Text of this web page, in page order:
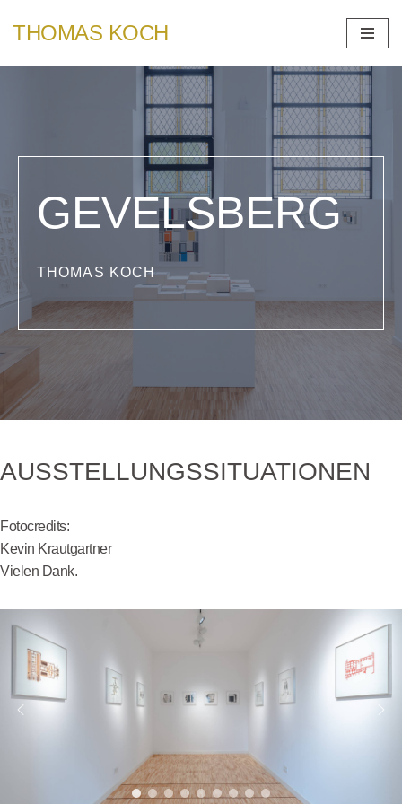
Inhalt
THOMAS KOCH
GEVELSBERG
THOMAS KOCH
AUSSTELLUNGSSITUATIONEN
Fotocredits:
Kevin Krautgartner
Vielen Dank.